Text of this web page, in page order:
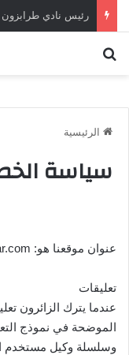
الرئيسية
سياسة
عنوان موقعنا هو: https://365akhbar.com.
تعليقات
عندما يترك الزائرون
وسلسلة وكيل مستخدم